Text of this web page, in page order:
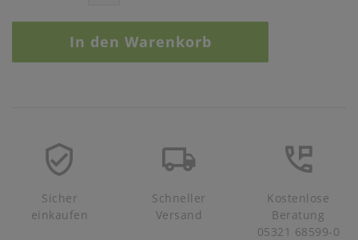
In den Warenkorb
Sicher
einkaufen
Schneller
Versand
Kostenlose
Beratung
05321 68599-0